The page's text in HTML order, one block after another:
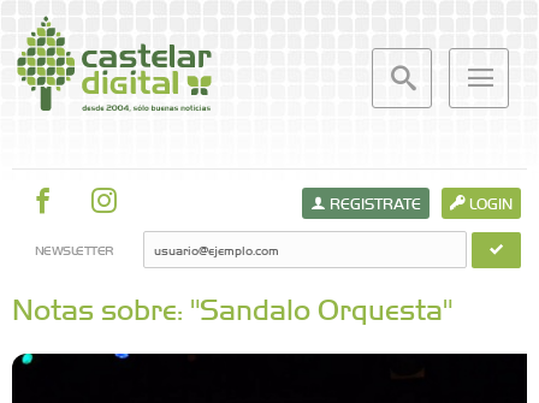
LOGIN
REGISTRATE
NEWSLETTER
Notas sobre: "Sandalo Orquesta"